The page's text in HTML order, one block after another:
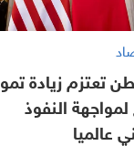
تعتزم زيادة
لمواجهة النفوذ
عالميا